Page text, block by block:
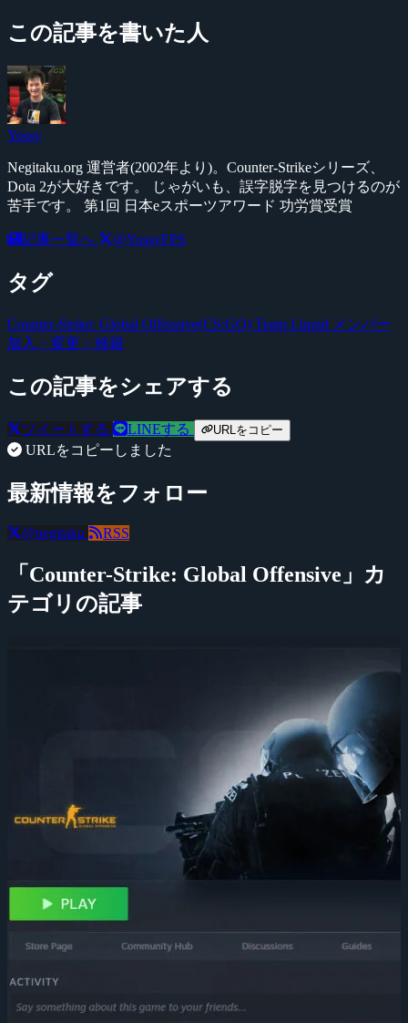
この記事を書いた人
Yossy
Negitaku.org 運営者(2002年より)。Counter-Strikeシリーズ、
Dota 2が大好きです。 じゃがいも、誤字脱字を見つけるのが
苦手です。 第1回 日本eスポーツアワード 功労賞受賞
記事一覧へ @YossyFPS
タグ
Counter-Strike: Global Offensive(CS:GO) Team Liquid メンバー
加入・変更・移籍
この記事をシェアする
ツイートする LINEする URLをコピー
URLをコピーしました
最新情報をフォロー
@negitaku RSS
「Counter-Strike: Global Offensive」カ
テゴリの記事